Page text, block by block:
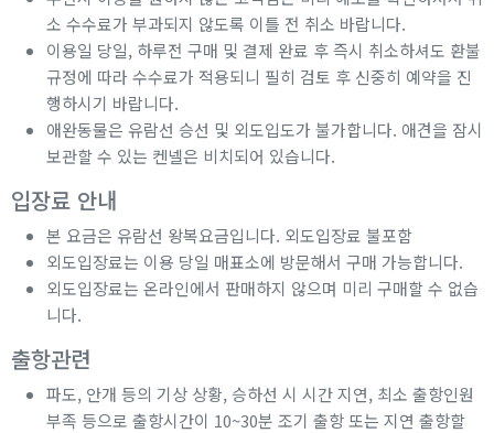
소 수수료가 부과되지 않도록 이틀 전 취소 바랍니다.
이용일 당일, 하루전 구매 및 결제 완료 후 즉시 취소하셔도 환불
규정에 따라 수수료가 적용되니 필히 검토 후 신중히 예약을 진
행하시기 바랍니다.
애완동물은 유람선 승선 및 외도입도가 불가합니다. 애견을 잠시
보관할 수 있는 켄넬은 비치되어 있습니다.
입장료 안내
본 요금은 유람선 왕복요금입니다. 외도입장료 불포함
외도입장료는 이용 당일 매표소에 방문해서 구매 가능합니다.
외도입장료는 온라인에서 판매하지 않으며 미리 구매할 수 없습
니다.
출항관련
파도, 안개 등의 기상 상황, 승하선 시 시간 지연, 최소 출항인원
부족 등으로 출항시간이 10~30분 조기 출항 또는 지연 출항할